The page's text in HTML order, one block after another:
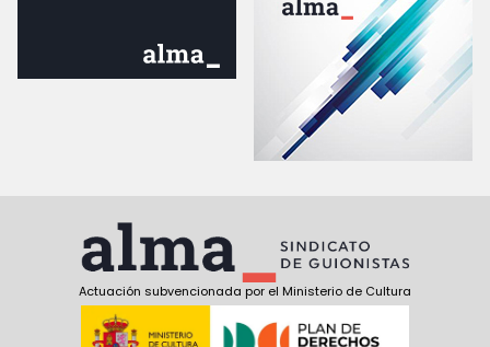
Actuación subvencionada por el Ministerio de Cultura